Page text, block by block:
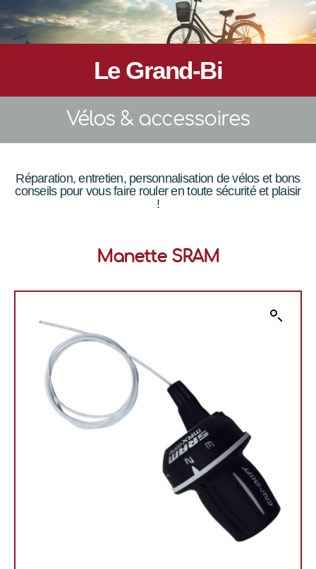
Le Grand-Bi
Vélos & accessoires
Réparation, entretien, personnalisation de vélos et bons
conseils pour vous faire rouler en toute sécurité et plaisir
!
Manette SRAM